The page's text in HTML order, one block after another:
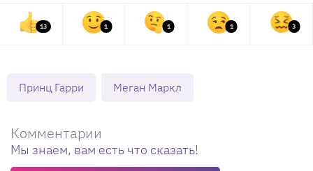
13 1 1 1 3
Принц Гарри Меган Маркл
Комментарии
Мы знаем, вам есть что сказать!